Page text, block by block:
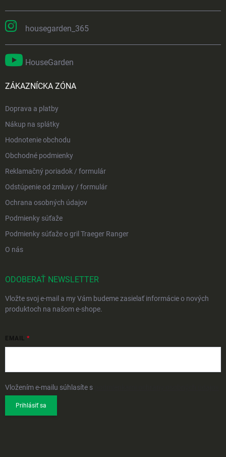
housegarden_365
HouseGarden
ZÁKAZNÍCKA ZÓNA
Doprava a platby
Nákup na splátky
Hodnotenie obchodu
Obchodné podmienky
Reklamačný poriadok / formulár
Odstúpenie od zmluvy / formulár
Ochrana osobných údajov
Podmienky súťaže
Podmienky súťaže o gril Traeger Ranger
O nás
ODOBERAŤ NEWSLETTER
Vložte svoj e-mail a my Vám budeme zasielať informácie o nových
produktoch na našom e-shope.
EMAIL
Vložením e-mailu súhlasíte s
Prihlásiť sa